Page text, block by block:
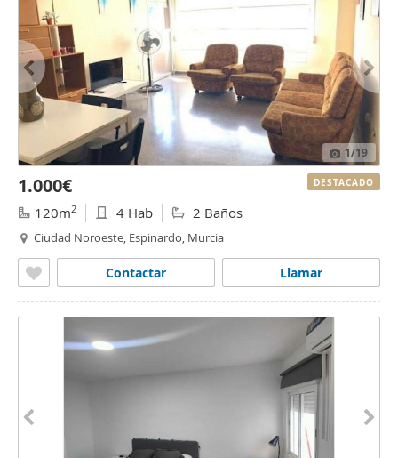
1/19
1.000€
120m2 4 Hab 2 Baños
Ciudad Noroeste, Espinardo, Murcia
Llamar
Contactar
DESTACADO